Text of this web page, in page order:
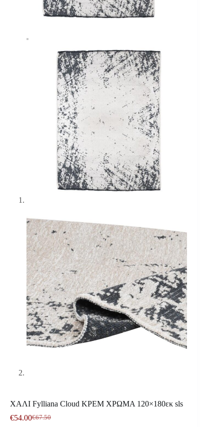
ΧΑΛΙ Fylliana Clοud ΚΡΕΜ ΧΡΩΜΑ 120×180εκ sls
€67.50
Original
€54.00Η